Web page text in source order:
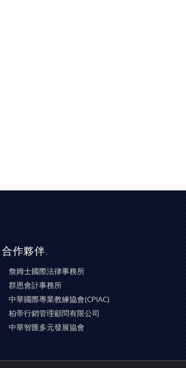
合作夥伴.
詹姆士國際法律事務所
群恩會計事務所
中華國際專業教練協會(CPIAC)
柏帝行銷管理顧問有限公司
中華智匯多元發展協會